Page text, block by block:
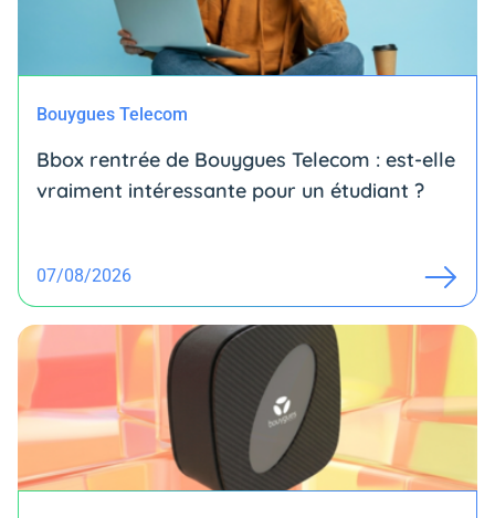
Bouygues Telecom
Bbox rentrée de Bouygues Telecom : est-elle
vraiment intéressante pour un étudiant ?
07/08/2026